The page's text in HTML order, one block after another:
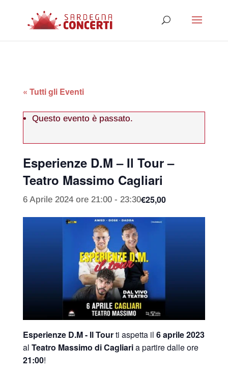
« Tutti gli Eventi
Questo evento è passato.
Esperienze D.M – Il Tour –
Teatro Massimo Cagliari
6 Aprile 2024 ore 21:00- 23:30€25,00
Esperienze D.M - Il Tourti aspetta il 6 aprile 2023
al Teatro Massimo di Cagliaria partire dalle ore
21:00!